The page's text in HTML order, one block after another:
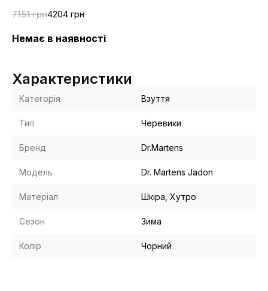
7151 грн4204 грн
Немає в наявності
Характеристики
Категорія Взуття
Тип Черевики
Бренд Dr.Martens
Модель Dr. Martens Jadon
Матеріал Шкіра, Хутро
Сезон Зима
Колір Чорний